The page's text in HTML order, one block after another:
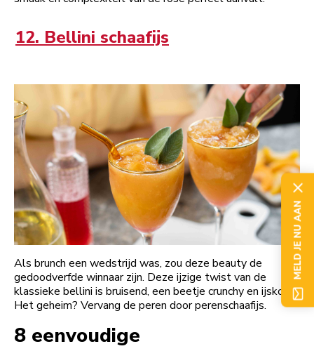
12. Bellini schaafijs
Als brunch een wedstrijd was, zou deze beauty de
gedoodverfde winnaar zijn. Deze ijzige twist van de
klassieke bellini is bruisend, een beetje crunchy en ijskoud.
Het geheim? Vervang de peren door perenschaafijs.
8 eenvoudige
MELD JE NU AAN